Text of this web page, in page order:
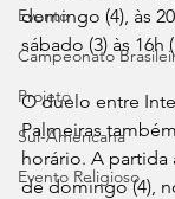
Evento
Campeonato
Projeto
Sul-Americana
Evento Religioso
domingo (4), às
sábado (3) às 16h
O duelo entre
Palmeiras
horário. A partida
de domingo (4),